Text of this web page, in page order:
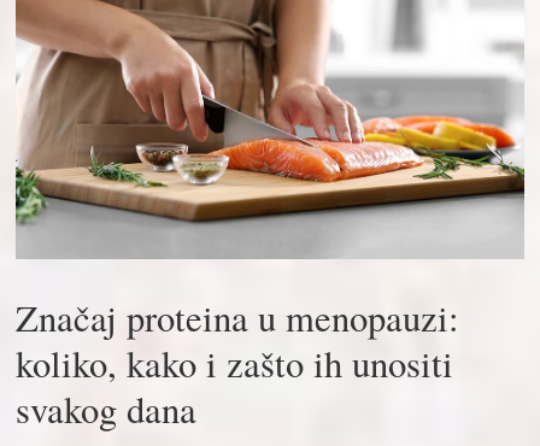
Značaj proteina u menopauzi:
koliko, kako i zašto ih unositi
svakog dana